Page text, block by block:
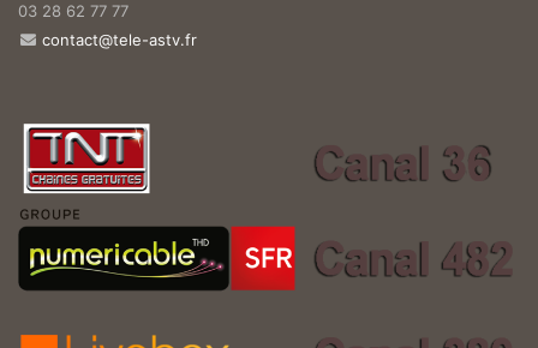
03 28 62 77 77
contact@tele-astv.fr